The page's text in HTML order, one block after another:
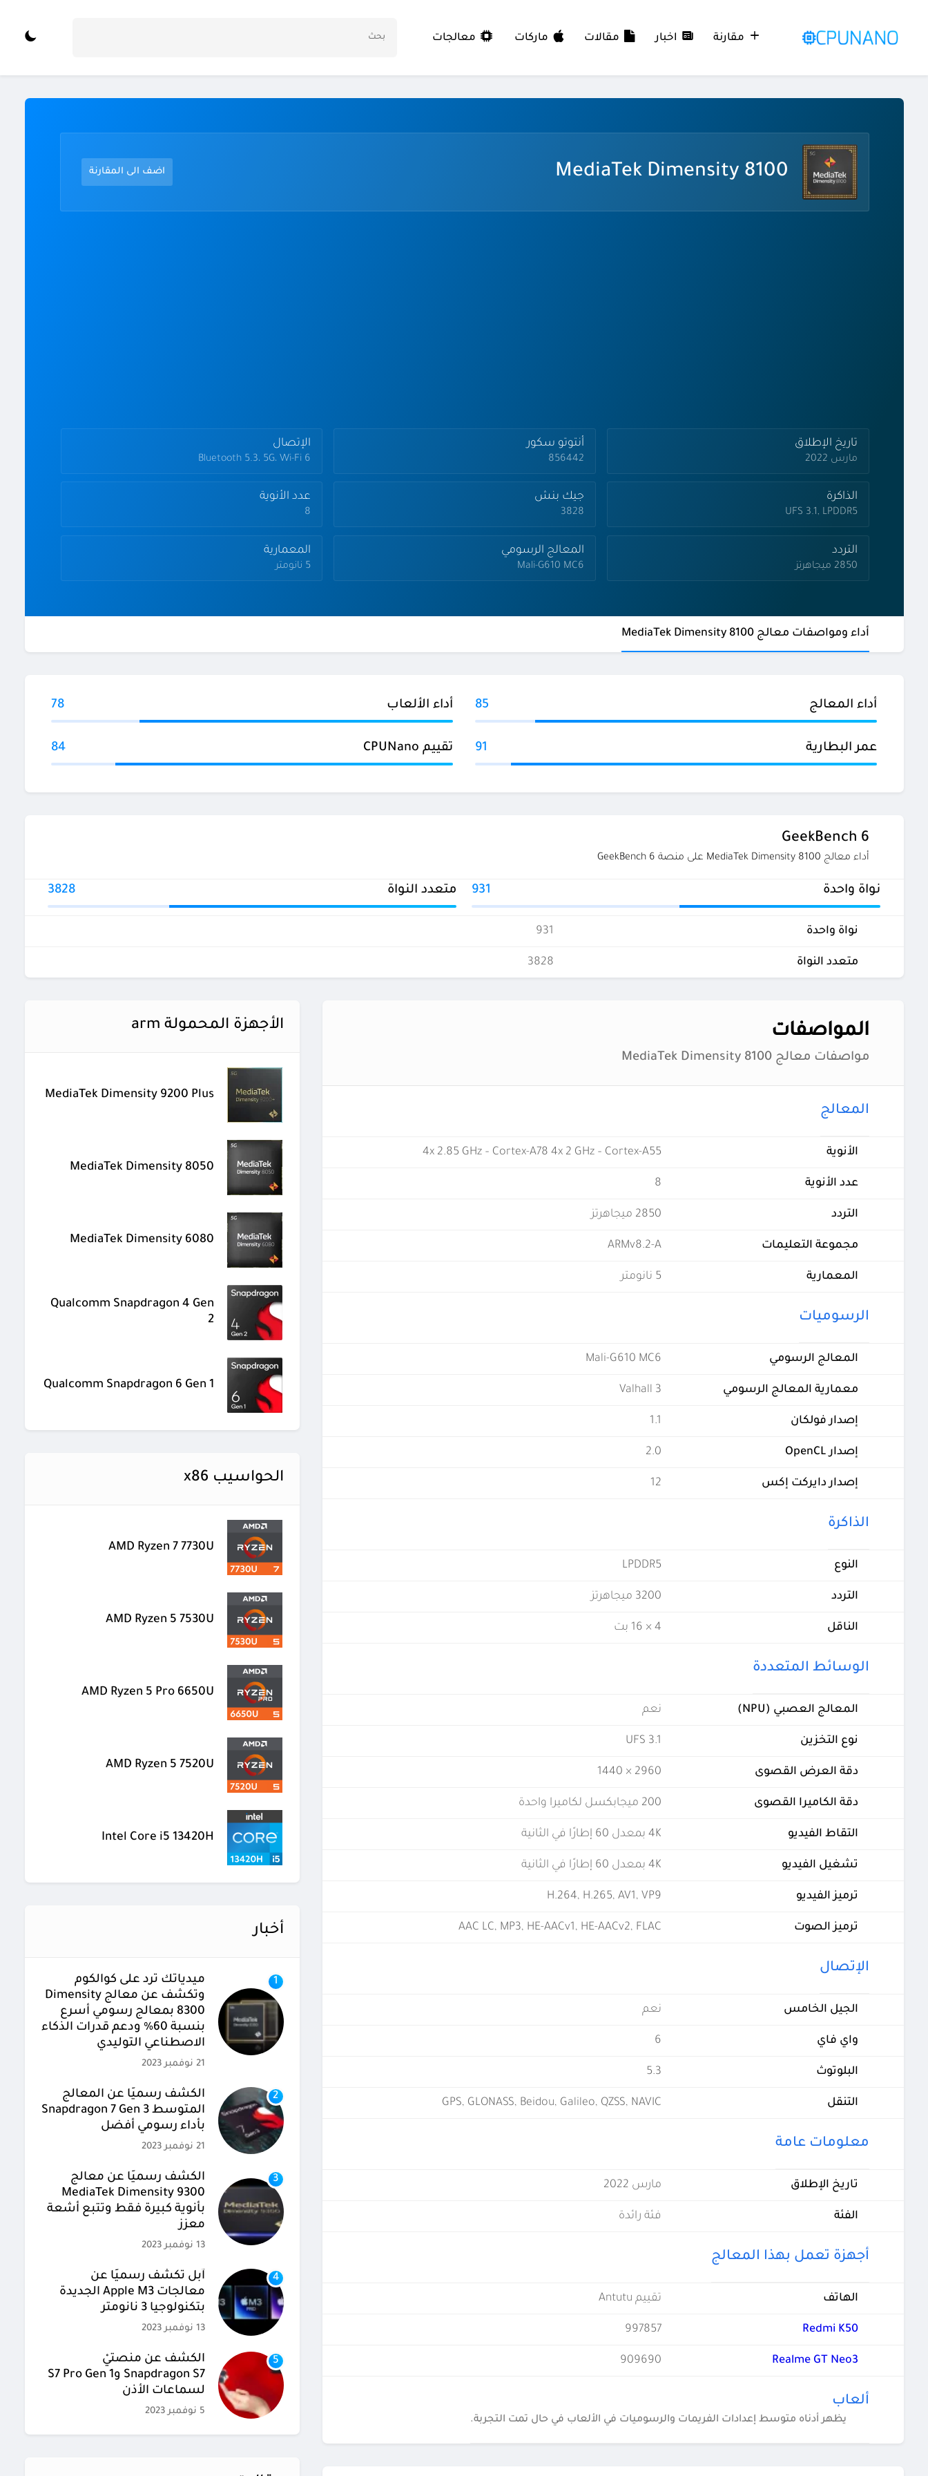
مقارنة اخبار مقالات ماركات
MediaTek Dimensity 8100 اضف الى المقارنة
تاريخ الإطلاق
مارس 2022
أنتوتو سكور
856442
الإتصال
Bluetooth 5.3، 5G، Wi-Fi 6
الذاكرة
UFS 3.1, LPDDR5
جيك بنش
3828
عدد الأنوية
8
التردد
2850 ميجاهرتز
المعالج الرسومي
Mali-G610 MC6
المعمارية
5 نانومتر
أداء ومواصفات معالج MediaTek Dimensity 8100
أداء المعالج 85 أداء الألعاب 78
عمر البطارية 91 تقييم CPUNano 84
GeekBench 6
أداء معالج MediaTek Dimensity 8100 على منصة GeekBench 6
نواة واحدة 931 متعدد النواة 3828
نواة واحدة 931
متعدد النواة 3828
المواصفات
مواصفات معالج MediaTek Dimensity 8100
المعالج
الأنوية 4x 2.85 GHz – Cortex-A78 4x 2 GHz – Cortex-A55
عدد الأنوية 8
التردد 2850 ميجاهرتز
مجموعة التعليمات ARMv8.2-A
المعمارية 5 نانومتر
الرسوميات
المعالج الرسومي Mali-G610 MC6
معمارية المعالج الرسومي Valhall 3
إصدار فولكان 1.1
إصدار OpenCL 2.0
إصدار دايركت إكس 12
الذاكرة
النوع LPDDR5
التردد 3200 ميجاهرتز
الناقل 4 × 16 بت
الوسائط المتعددة
المعالج العصبي (NPU) نعم
نوع التخزين UFS 3.1
دقة العرض القصوى 2960 × 1440
دقة الكاميرا القصوى 200 ميجابكسل لكاميرا واحدة
التقاط الفيديو 4K بمعدل 60 إطارًا في الثانية
تشغيل الفيديو 4K بمعدل 60 إطارًا في الثانية
ترميز الفيديو H.264, H.265, AV1, VP9
ترميز الصوت AAC LC, MP3, HE-AACv1, HE-AACv2, FLAC
الإتصال
الجيل الخامس نعم
واي فاي 6
البلوتوث 5.3
التنقل GPS, GLONASS, Beidou, Galileo, QZSS, NAVIC
معلومات عامة
تاريخ الإطلاق مارس 2022
الفئة فئة رائدة
أجهزة تعمل بهذا المعالج
الهاتف تقييم Antutu
Redmi K50
997857
Realme GT Neo3
909690
ألعاب
يظهر أدناه متوسط إعدادات الفريمات والرسوميات في الألعاب في حال تمت التجربة.
الأجهزة المحمولة arm
MediaTek Dimensity 9200 Plus
MediaTek Dimensity 8050
MediaTek Dimensity 6080
Qualcomm Snapdragon 4 Gen
2
Qualcomm Snapdragon 6 Gen 1
الحواسيب x86
AMD Ryzen 7 7730U
AMD Ryzen 5 7530U
AMD Ryzen 5 Pro 6650U
AMD Ryzen 5 7520U
Intel Core i5 13420H
أخبار
1
ميدياتك ترد على كوالكوم
وتكشف عن معالج Dimensity
8300 بمعالج رسومي أسرع
بنسبة 60% ودعم قدرات الذكاء
الاصطناعي التوليدي
21 نوفمبر 2023
2
الكشف رسميًا عن المعالج
المتوسط Snapdragon 7 Gen 3
بأداء رسومي أفضل
21 نوفمبر 2023
3
الكشف رسميًا عن معالج
MediaTek Dimensity 9300
بأنوية كبيرة فقط وتتبع أشعة
معزز
13 نوفمبر 2023
4
آبل تكشف رسميًا عن
معالجات Apple M3 الجديدة
بتكنولوجيا 3 نانومتر
13 نوفمبر 2023
5
الكشف عن منصتيْ
Snapdragon S7 وS7 Pro Gen 1
لسماعات الأذن
5 نوفمبر 2023